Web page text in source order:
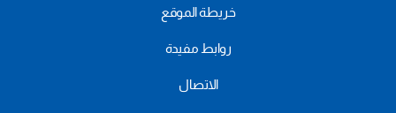
خريطة الموقع
روابط مفيدة
الاتصال